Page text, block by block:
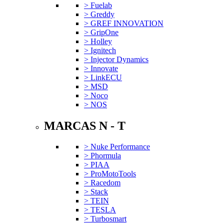
> Fuelab
> Greddy
> GREF INNOVATION
> GripOne
> Holley
> Ignitech
> Injector Dynamics
> Innovate
> LinkECU
> MSD
> Noco
> NOS
MARCAS N - T
> Nuke Performance
> Phormula
> PIAA
> ProMotoTools
> Racedom
> Stack
> TEIN
> TESLA
> Turbosmart